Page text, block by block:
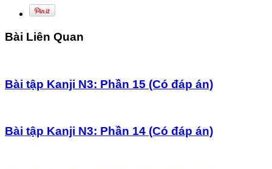
Bài Liên Quan
Bài tập Kanji N3: Phần 15 (Có đáp án)
Bài tập Kanji N3: Phần 14 (Có đáp án)